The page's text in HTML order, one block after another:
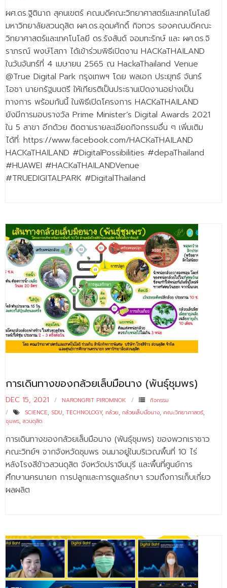
- - อนามัยสิ่งแวดล้อมและสาธารณภัย
- - ความมั่นคงปลอดภัยไซเบอร์
- - อุตสาหกรรมชีวภาพเพื่อธุรกิจ
- ศึกษาศาสตรบัณฑิต
- - วิทยาศาสตร์ทั่วไป
- เทคโนโลยีบัณฑิต
- - เทคโนโลยีสารสนเทศ
- ศูนย์สิ่งแวดล้อม
- ศูนย์ปัญญาประดิษฐ์เพื่อการศึกษา
สหกิจศึกษา
ข่าว
- ข่าวประชาสัมพันธ์
- กิจกรรม
- ข่าวประชาสัมพันธ์ภายนอก
ผลงานคณะ
- การจัดการความรู้ (KM Scitech)
- โครงการบริหารจัดการพื้นที่ 10 ไร่ ด้านหลังโรงสีข้าว
สวนดุสิต จังหวัดปราจีนบุรี
- SDU Zero Waste
- งานวิจัย/นวัตกรรม
ติดต่อเรา
ผศ.ดร.ฐิตินาถ สุคนเขตร์ คณบดีคณะวิทยาศาสตร์และเทคโนโลยี
มหาวิทยาลัยสวนดุสิต ผศ.ดร.อุดมศักดิ์ กิจทวร รองคณบดีคณะ
วิทยาศาสตร์และเทคโนโลยี ดร.รังสันต์ จอมทะรักษ์ และ ผศ.ดร.จิ
ราภรณ์ พงษ์โสภา ได้เข้าร่วมพิธีเปิดงาน HACKaTHAILAND
ในวันจันทร์ที่ 4 เมษายน 2565 ณ HackaThailand Venue
@True Digital Park กรุงเทพฯ โดย พลเอก ประยุทธ์ จันทร์
โอชา นายกรัฐมนตรี ให้เกียรติเป็นประธานเปิดงานอย่างเป็น
ทางการ พร้อมกันนี้ ในพิธีเปิดโครงการ HACKaTHAILAND
ยังมีการมอบรางวัล Prime Minister’s Digital Awards 2021
ใน 5 สาขา อีกด้วย ติดตามรายละเอียดกิจกรรมอื่น ๆ เพิ่มเติม
ได้ที่: https://www.facebook.com/HACKaTHAILAND
HACKaTHAILAND #DigitalPossibilities #depaThailand
#HUAWEI #HACKaTHAILANDVenue
#TRUEDIGITALPARK #DigitalThailand
การเดินทางของกล้วยเล็บมือนาง (พันธุ์ชุมพร)
DEC 15, 2021 NARONGRIT PIROMNOK
กิจกรรม
SCIENCE, SDU, TECHNOLOGY, กล้วย, กล้วยเล็บมือนาง, คณะวิทยาศาสตร์,
ชุมพร, สวนดุสิต
การเดินทางของกล้วยเล็บมือนาง (พันธุ์ชุมพร) ของพวกเราชาว
คณะวิทย์ฯ จากจังหวัดชุมพร จนมาอยู่ในบริเวณพื้นที่ 10 ไร่
หลังโรงสีข้าวสวนดุสิต จังหวัดปราจีนบุรี และพื้นที่ศูนย์การ
ศึกษานครนายก การปลูกและการดูแลรักษา รวมถึงการเก็บเกี่ยว
ผลผลิต